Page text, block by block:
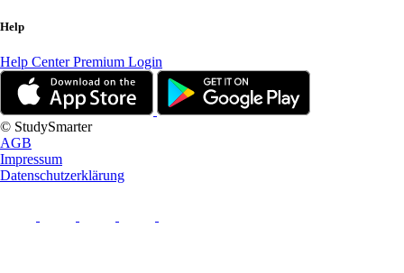
Help
Help CenterPremium Login
© StudySmarter
AGB
Impressum
Datenschutzerklärung